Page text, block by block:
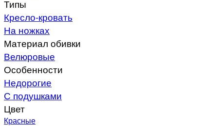
Типы
Кресло-кровать
На ножках
Материал обивки
Велюровые
Особенности
Недорогие
С подушками
Цвет
Красные